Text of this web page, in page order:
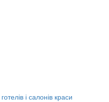
і салонів краси